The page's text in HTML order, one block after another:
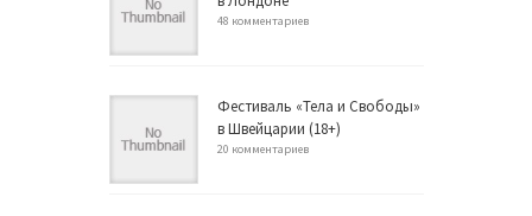
48 комментариев
Фестиваль «Тела и Свободы»
в Швейцарии (18+)
20 комментариев